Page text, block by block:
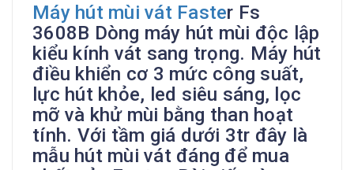
Máy hút mùi vát Faster Fs
3608B Dòng máy hút mùi độc lập
kiểu kính vát sang trọng. Máy hút
điều khiển cơ 3 mức công suất,
lực hút khỏe, led siêu sáng, lọc
mỡ và khử mùi bằng than hoạt
tính. Với tầm giá dưới 3tr đây là
mẫu hút mùi vát đáng để mua